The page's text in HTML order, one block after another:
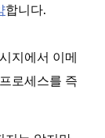
합니다.
지에서 이메
로세스를 즉